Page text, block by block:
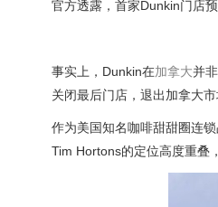
官方透露，首家Dunkin门店
事实上，Dunkin在加拿大并
关闭最后门店，退出加拿大市
作为美国知名咖啡甜甜圈连
Tim Hortons的定位高度重叠